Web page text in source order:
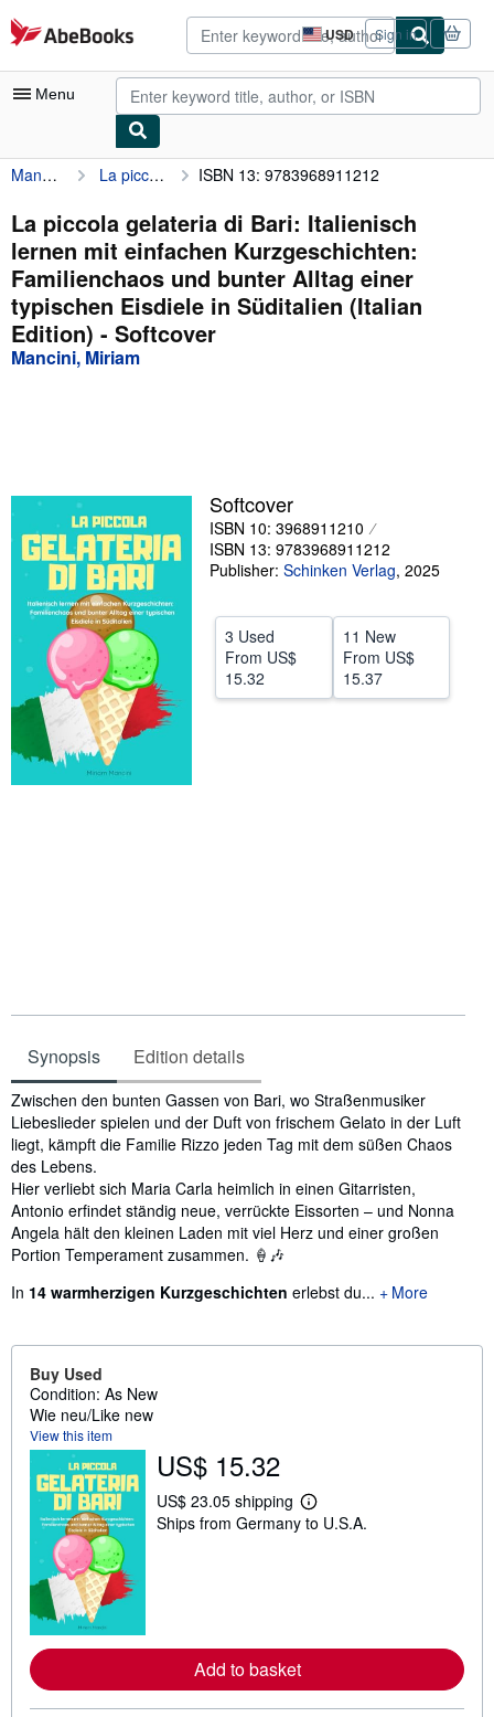
Skip to main content
AbeBooks.com USD
Site
shopping
preferences
Sign in
Menu
My Account
My Purchases
Advanced Search
Browse Collections
Rare Books
Art & Collectibles
CLOSE
Mancini, Miriam La piccola gelateria di Bari: Italienisch lernen mit einfachen Kurzgeschichten: Familienchaos und bunter Alltag einer typischen Eisdiele in Süditalien (Italian Edition) ISBN 13: 9783968911212
La piccola gelateria di Bari: Italienisch
lernen mit einfachen Kurzgeschichten:
Familienchaos und bunter Alltag einer
typischen Eisdiele in Süditalien (Italian
Edition) - Softcover
Mancini, Miriam
Softcover
ISBN 10: 3968911210
ISBN 13: 9783968911212
Publisher: Schinken Verlag, 2025
3 Used
From US$
15.32
11 New
From US$
15.37
Synopsis Edition details
Synopsis
Zwischen den bunten Gassen von Bari, wo Straßenmusiker
Liebeslieder spielen und der Duft von frischem Gelato in der Luft
liegt, kämpft die Familie Rizzo jeden Tag mit dem süßen Chaos
des Lebens.
Hier verliebt sich Maria Carla heimlich in einen Gitarristen,
Antonio erfindet ständig neue, verrückte Eissorten – und Nonna
Angela hält den kleinen Laden mit viel Herz und einer großen
Portion Temperament zusammen. 🍦🎶
In 14 warmherzigen Kurzgeschichten erlebst du... More
Buy Used
Condition: As New
Wie neu/Like new
View this item
US$ 15.32
US$ 23.05 shipping
L
e
o
u
Ships from Germany to U.S.A.
Add to basket